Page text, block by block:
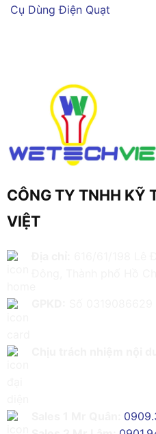
Cụ Dùng Điện Quạt
CÔNG TY TNHH KỸ
VIỆT